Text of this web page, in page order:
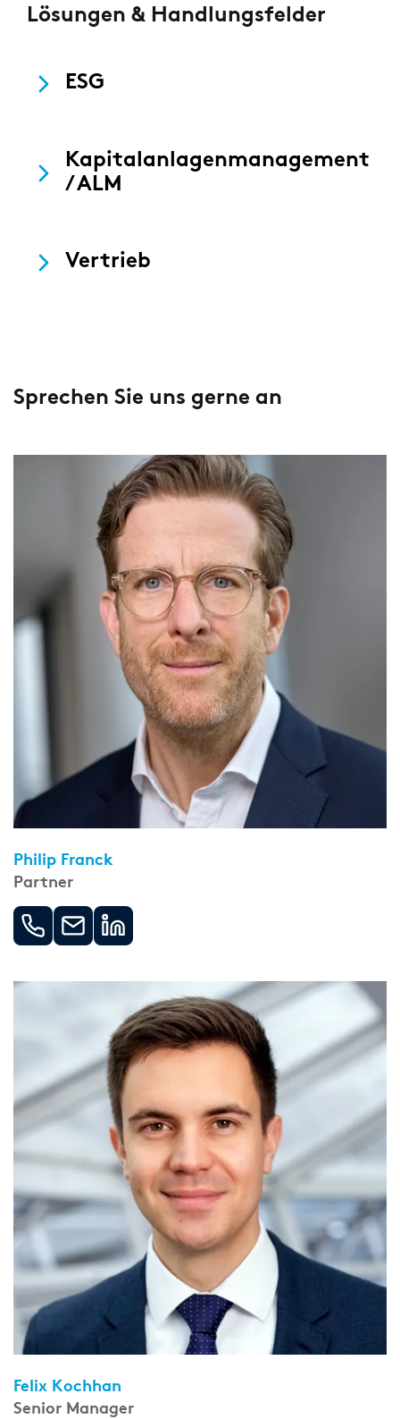
Lösungen & Handlungsfelder
ESG
Kapitalanlagenmanagement
/ ALM
Vertrieb
Sprechen Sie uns gerne an
Philip Franck
Partner
Felix Kochhan
Senior Manager